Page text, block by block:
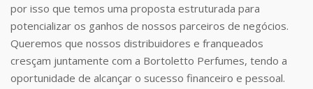
por isso que temos uma proposta estruturada para
potencializar os ganhos de nossos parceiros de negócios.
Queremos que nossos distribuidores e franqueados
cresçam juntamente com a Bortoletto Perfumes, tendo a
oportunidade de alcançar o sucesso financeiro e pessoal.